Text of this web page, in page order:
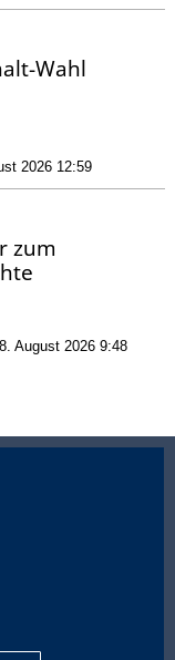
Wahl
2026 12:59
zum
August 2026 9:48